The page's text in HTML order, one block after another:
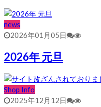
news
2026年01月05日
2026年 元旦
Shop Info
2025年12月12日